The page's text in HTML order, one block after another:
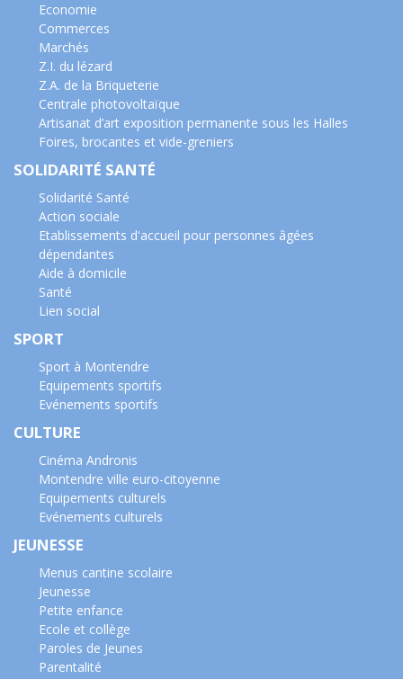
Economie
Commerces
Marchés
Z.I. du lézard
Z.A. de la Briqueterie
Centrale photovoltaïque
Artisanat d’art exposition permanente sous les Halles
Foires, brocantes et vide-greniers
SOLIDARITÉ SANTÉ
Solidarité Santé
Action sociale
Etablissements d'accueil pour personnes âgées
dépendantes
Aide à domicile
Santé
Lien social
SPORT
Sport à Montendre
Equipements sportifs
Evénements sportifs
CULTURE
Cinéma Andronis
Montendre ville euro-citoyenne
Equipements culturels
Evénements culturels
JEUNESSE
Menus cantine scolaire
Jeunesse
Petite enfance
Ecole et collège
Paroles de Jeunes
Parentalité